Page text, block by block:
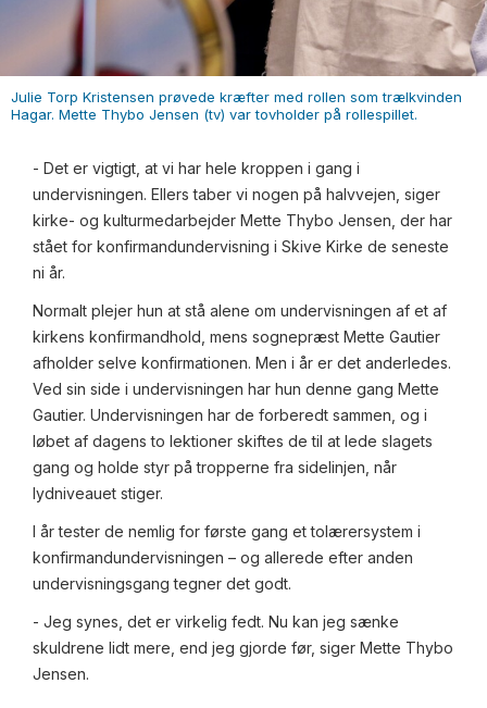
Julie Torp Kristensen prøvede kræfter med rollen som trælkvinden
Hagar. Mette Thybo Jensen (tv) var tovholder på rollespillet.
- Det er vigtigt, at vi har hele kroppen i gang i
undervisningen. Ellers taber vi nogen på halvvejen, siger
kirke- og kulturmedarbejder Mette Thybo Jensen, der har
stået for konfirmandundervisning i Skive Kirke de seneste
ni år.
Normalt plejer hun at stå alene om undervisningen af et af
kirkens konfirmandhold, mens sognepræst Mette Gautier
afholder selve konfirmationen. Men i år er det anderledes.
Ved sin side i undervisningen har hun denne gang Mette
Gautier. Undervisningen har de forberedt sammen, og i
løbet af dagens to lektioner skiftes de til at lede slagets
gang og holde styr på tropperne fra sidelinjen, når
lydniveauet stiger.
I år tester de nemlig for første gang et tolærersystem i
konfirmandundervisningen – og allerede efter anden
undervisningsgang tegner det godt.
- Jeg synes, det er virkelig fedt. Nu kan jeg sænke
skuldrene lidt mere, end jeg gjorde før, siger Mette Thybo
Jensen.